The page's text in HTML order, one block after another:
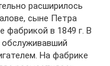
расширилось
сыне Петра
фабрикой в 1849 г. В
обслуживавший
На фабрике